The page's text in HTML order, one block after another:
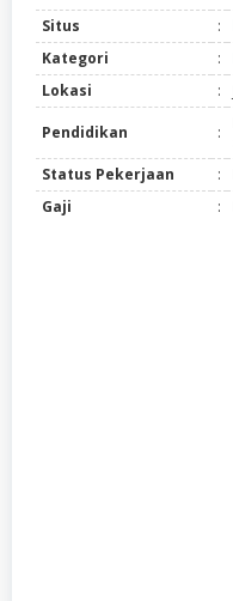
Situs
:
Kategori
:
Lokasi
:
Pendidikan :
Status Pekerjaan
:
Gaji
: